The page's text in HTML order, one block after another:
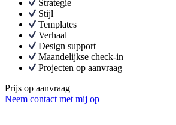
Strategie
Stijl
Templates
Verhaal
Design support
Maandelijkse check-in
Projecten op aanvraag
Prijs op aanvraag
Neem contact met mij op